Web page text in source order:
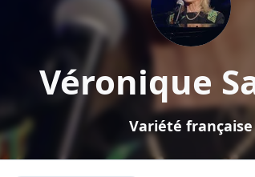
Véronique
Variété française